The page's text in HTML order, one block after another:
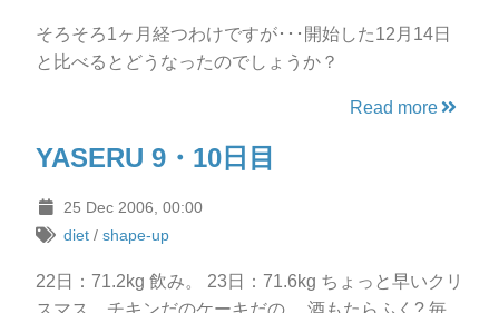
そろそろ1ヶ月経つわけですが･･･開始した12月14日
と比べるとどうなったのでしょうか？
Read more
YASERU 9・10日目
25 Dec 2006, 00:00
diet/ shape-up
22日：71.2kg 飲み。 23日：71.6kg ちょっと早いクリ